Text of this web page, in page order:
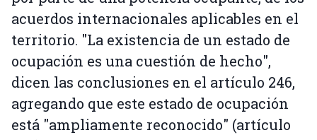
acuerdos internacionales aplicables en el
territorio. "La existencia de un estado de
ocupación es una cuestión de hecho",
dicen las conclusiones en el artículo 246,
agregando que este estado de ocupación
está "ampliamente reconocido" (artículo